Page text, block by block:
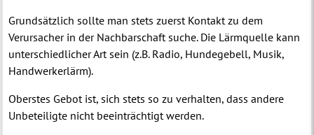
Grundsätzlich sollte man stets zuerst Kontakt zu dem
Verursacher in der Nachbarschaft suche. Die Lärmquelle kann
unterschiedlicher Art sein (z.B. Radio, Hundegebell, Musik,
Handwerkerlärm).
Oberstes Gebot ist, sich stets so zu verhalten, dass andere
Unbeteiligte nicht beeinträchtigt werden.